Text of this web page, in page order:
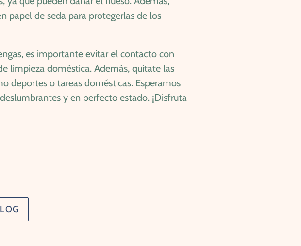
papel de seda para protegerlas de los
es importante evitar el contacto con
limpieza doméstica. Además, quítate las
deportes o tareas domésticas. Esperamos
y en perfecto estado. ¡Disfruta